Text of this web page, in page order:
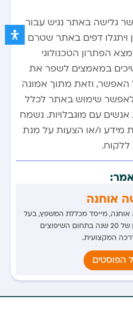
גלישה באתר נגיש עבור
ויתגלו דפים באתר שטרם
הפתרון הטכנולוגי
במאמצים לשפר את
האפשר, וזאת מתוך אמונה
לאפשר שימוש באתר לכלל
אנשים עם מוגבלויות. נשמח
מידע ו/או הצעות על מנת
אוחנה
מייסד מכללת המשפץ, בעל
ניסיון של 20 שנה בתחום השיפוצים
המקצועית.
הפוסטים